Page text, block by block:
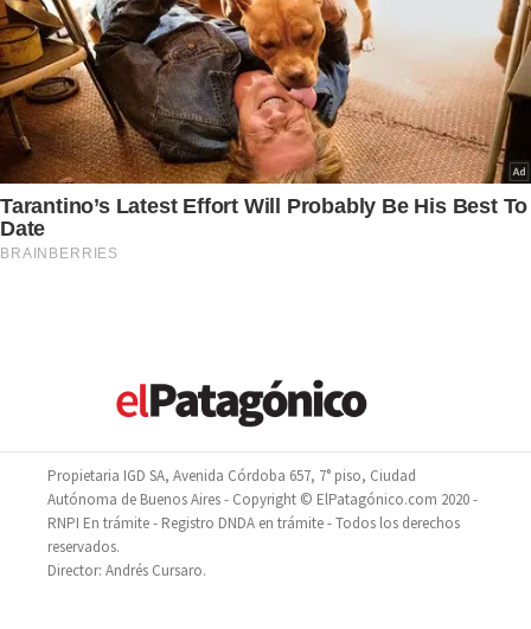
Propietaria IGD SA, Avenida Córdoba 657, 7° piso, Ciudad
Autónoma de Buenos Aires - Copyright © ElPatagónico.com 2020 -
RNPI En trámite - Registro DNDA en trámite - Todos los derechos
reservados.
Director: Andrés Cursaro.